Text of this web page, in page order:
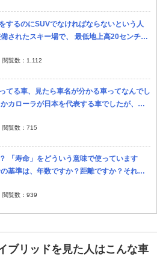
するのにSUVでなければならないという人
されたスキー場で、 最低地上高20センチ以
なるようなことあるんでしょうか？ まあ四
閲覧数： 1,112
てる車、見たら車名が分かる車ってなんでし
カローラが日本を代表する車でしたが、今
閲覧数： 715
「寿命」をどういう意味で使っています
基準は、年数ですか？距離ですか？それ以
る車名と、寿命をどの位考えているかをお
閲覧数： 939
ブリッドを見た人はこんな車